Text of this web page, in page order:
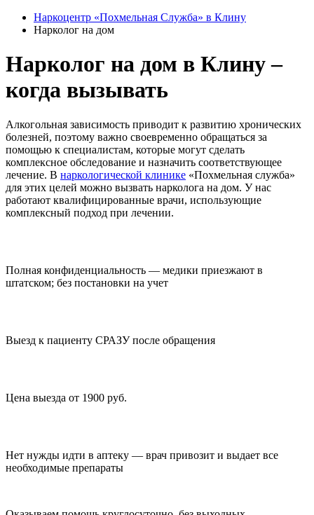
Наркоцентр «Похмельная Служба» в Клину
Нарколог на дом
Нарколог на дом в Клину –
когда вызывать
Алкогольная зависимость приводит к развитию хронических
болезней, поэтому важно своевременно обращаться за
помощью к специалистам, которые могут сделать
комплексное обследование и назначить соответствующее
лечение. В наркологической клинике «Похмельная служба»
для этих целей можно вызвать нарколога на дом. У нас
работают квалифицированные врачи, использующие
комплексный подход при лечении.
Полная конфиденциальность — медики приезжают в
штатском; без постановки на учет
Выезд к пациенту СРАЗУ после обращения
Цена выезда от 1900 руб.
Нет нужды идти в аптеку — врач привозит и выдает все
необходимые препараты